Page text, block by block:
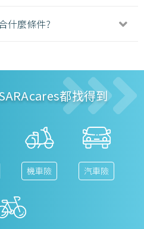
什麼條件?
都找得到
機車險 汽車險